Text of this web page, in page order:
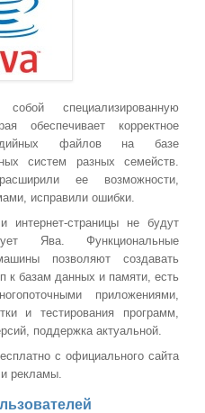
специализированную
обеспечивает корректное
файлов на базе
систем разных семейств.
ее возможности,
исправили ошибки.
интернет-страницы не будут
Ява. Функциональные
позволяют создавать
к базам данных и памяти, есть
приложениями,
и тестирования программ,
поддержка актуальной.
с официального сайта
и рекламы.